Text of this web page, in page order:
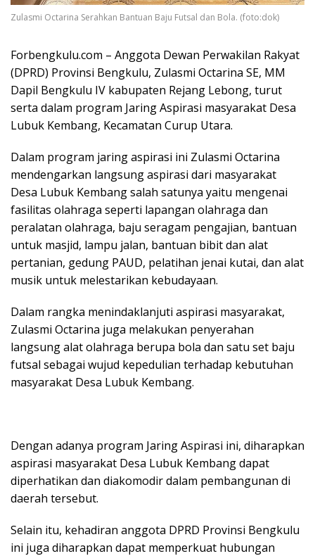
Zulasmi Octarina Serahkan Bantuan Baju Futsal dan Bola. (foto:dok)
Forbengkulu.com – Anggota Dewan Perwakilan Rakyat
(DPRD) Provinsi Bengkulu, Zulasmi Octarina SE, MM
Dapil Bengkulu IV kabupaten Rejang Lebong, turut
serta dalam program Jaring Aspirasi masyarakat Desa
Lubuk Kembang, Kecamatan Curup Utara.
Dalam program jaring aspirasi ini Zulasmi Octarina
mendengarkan langsung aspirasi dari masyarakat
Desa Lubuk Kembang salah satunya yaitu mengenai
fasilitas olahraga seperti lapangan olahraga dan
peralatan olahraga, baju seragam pengajian, bantuan
untuk masjid, lampu jalan, bantuan bibit dan alat
pertanian, gedung PAUD, pelatihan jenai kutai, dan alat
musik untuk melestarikan kebudayaan.
Dalam rangka menindaklanjuti aspirasi masyarakat,
Zulasmi Octarina juga melakukan penyerahan
langsung alat olahraga berupa bola dan satu set baju
futsal sebagai wujud kepedulian terhadap kebutuhan
masyarakat Desa Lubuk Kembang.
Dengan adanya program Jaring Aspirasi ini, diharapkan
aspirasi masyarakat Desa Lubuk Kembang dapat
diperhatikan dan diakomodir dalam pembangunan di
daerah tersebut.
Selain itu, kehadiran anggota DPRD Provinsi Bengkulu
ini juga diharapkan dapat memperkuat hubungan